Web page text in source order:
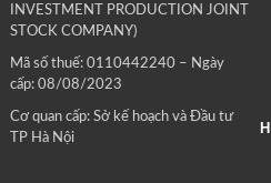
INVESTMENT PRODUCTION JOINT
STOCK COMPANY)
Mã số thuế: 0110442240 – Ngày
cấp: 08/08/2023
Cơ quan cấp: Sở kế hoạch và Đầu tư
TP Hà Nội